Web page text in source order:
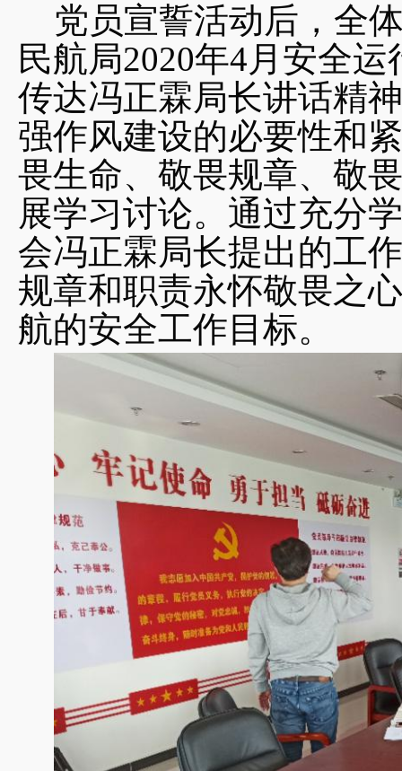
党员宣誓活动后，全
民航局2020年4月安全
传达冯正霖局长讲话精
强作风建设的必要性和
畏生命、敬畏规章、敬
展学习讨论。通过充分
会冯正霖局长提出的工
规章和职责永怀敬畏之
航的安全工作目标。